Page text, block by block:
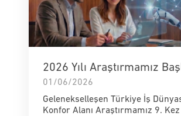
2026 Yılı Araştırmamız
01/06/2026
Gelenekselleşen Türkiye İş
Konfor Alanı Araştırmamız 9.